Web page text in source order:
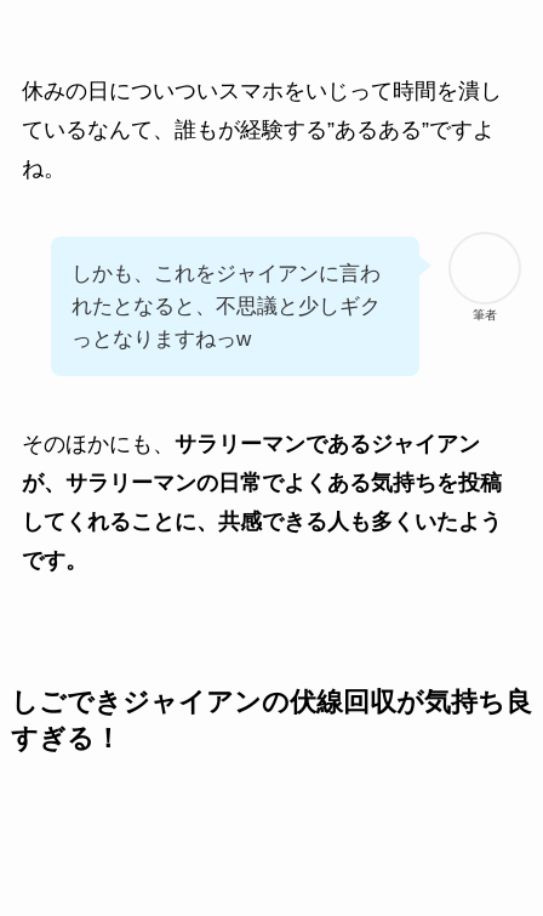
休みの日についついスマホをいじって時間を潰し
ているなんて、誰もが経験する”あるある”ですよ
ね。
筆者
しかも、これをジャイアンに言わ
れたとなると、不思議と少しギク
っとなりますねっw
そのほかにも、 サラリーマンであるジャイアン
が、サラリーマンの日常でよくある気持ちを投稿
してくれることに、共感できる人も多くいたよう
です。
しごできジャイアンの伏線回収が気持ち良
すぎる！